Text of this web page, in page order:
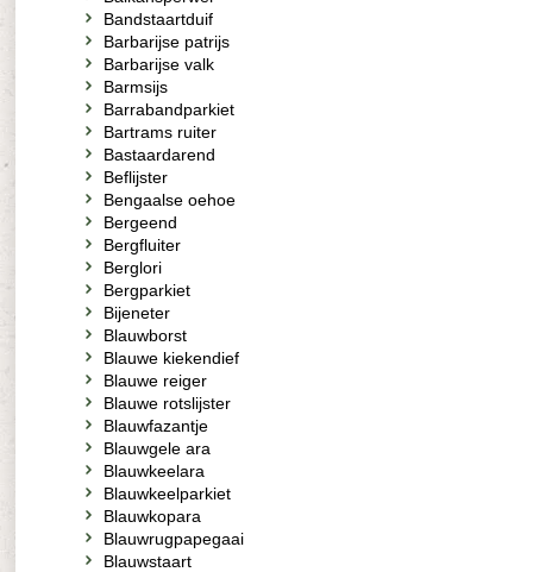
Bandstaartduif
Barbarijse patrijs
Barbarijse valk
Barmsijs
Barrabandparkiet
Bartrams ruiter
Bastaardarend
Beflijster
Bengaalse oehoe
Bergeend
Bergfluiter
Berglori
Bergparkiet
Bijeneter
Blauwborst
Blauwe kiekendief
Blauwe reiger
Blauwe rotslijster
Blauwfazantje
Blauwgele ara
Blauwkeelara
Blauwkeelparkiet
Blauwkopara
Blauwrugpapegaai
Blauwstaart